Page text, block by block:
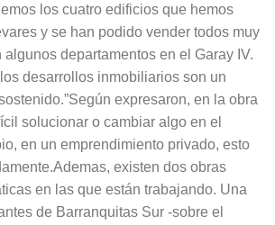
los cuatro edificios que hemos
y se han podido vender todos muy
departamentos en el Garay IV.
desarrollos inmobiliarios son un
expresaron, en la obra
solucionar o cambiar algo en el
en un emprendimiento privado, esto
existen dos obras
en las que están trabajando. Una
de Barranquitas Sur -sobre el